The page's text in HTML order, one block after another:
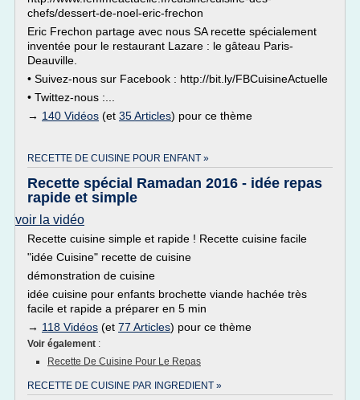
chefs/dessert-de-noel-eric-frechon
Eric Frechon partage avec nous SA recette spécialement
inventée pour le restaurant Lazare : le gâteau Paris-
Deauville.
• Suivez-nous sur Facebook : http://bit.ly/FBCuisineActuelle
• Twittez-nous :...
→ 140 Vidéos (et 35 Articles) pour ce thème
RECETTE DE CUISINE POUR ENFANT »
Recette spécial Ramadan 2016 - idée repas
rapide et simple
voir la vidéo
Recette cuisine simple et rapide ! Recette cuisine facile
"idée Cuisine" recette de cuisine
démonstration de cuisine
idée cuisine pour enfants brochette viande hachée très
facile et rapide a préparer en 5 min
→ 118 Vidéos (et 77 Articles) pour ce thème
Voir également :
Recette De Cuisine Pour Le Repas
RECETTE DE CUISINE PAR INGREDIENT »